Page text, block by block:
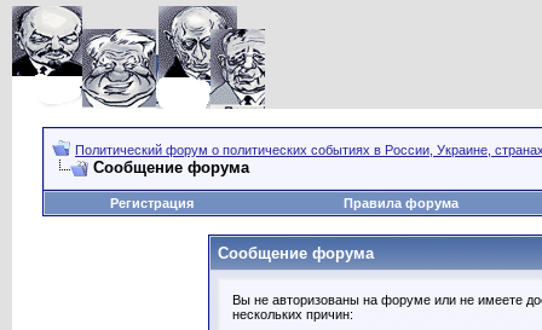
Политический форум о политических событиях в России, Украине,
Сообщение форума
Регистрация Правила форума
Сообщение форума
Вы не авторизованы на форуме или не имеете
нескольких причин: